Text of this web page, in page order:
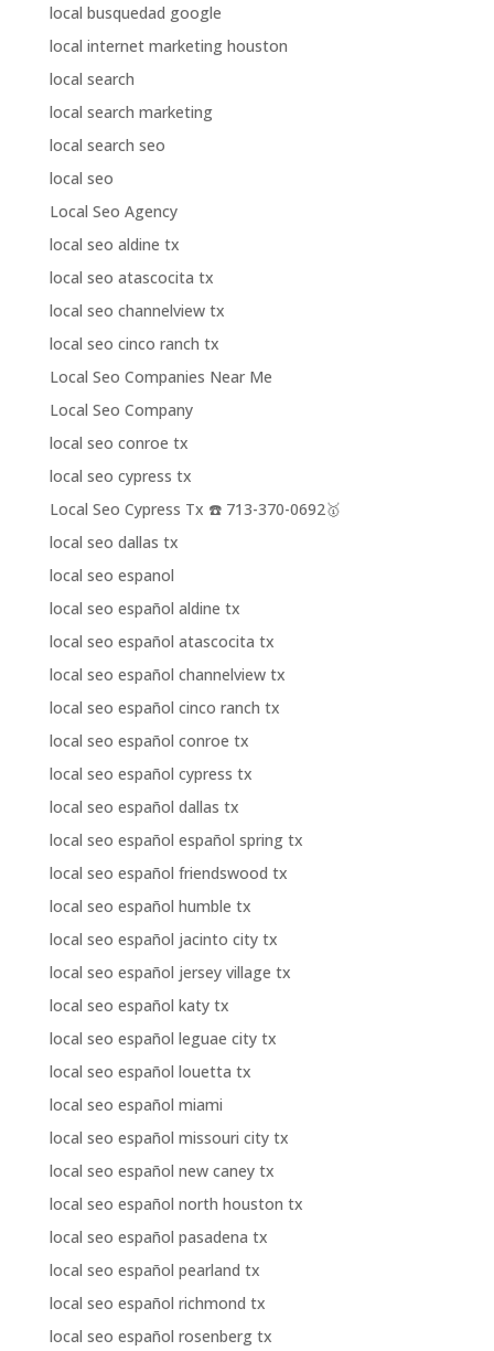
local busquedad google
local internet marketing houston
local search
local search marketing
local search seo
local seo
Local Seo Agency
local seo aldine tx
local seo atascocita tx
local seo channelview tx
local seo cinco ranch tx
Local Seo Companies Near Me
Local Seo Company
local seo conroe tx
local seo cypress tx
Local Seo Cypress Tx ☎️ 713-370-0692🥇
local seo dallas tx
local seo espanol
local seo español aldine tx
local seo español atascocita tx
local seo español channelview tx
local seo español cinco ranch tx
local seo español conroe tx
local seo español cypress tx
local seo español dallas tx
local seo español español spring tx
local seo español friendswood tx
local seo español humble tx
local seo español jacinto city tx
local seo español jersey village tx
local seo español katy tx
local seo español leguae city tx
local seo español louetta tx
local seo español miami
local seo español missouri city tx
local seo español new caney tx
local seo español north houston tx
local seo español pasadena tx
local seo español pearland tx
local seo español richmond tx
local seo español rosenberg tx